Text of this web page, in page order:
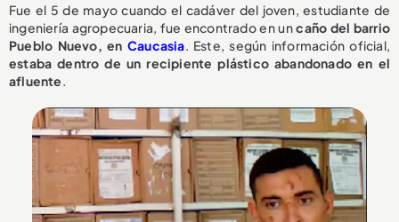
Fue el 5 de mayo cuando el cadáver del joven, estudiante de
ingeniería agropecuaria, fue encontrado en uncaño del barrio
Pueblo Nuevo, en Caucasia. Este, según información oficial,
estaba dentro de un recipiente plástico abandonado en el
afluente.